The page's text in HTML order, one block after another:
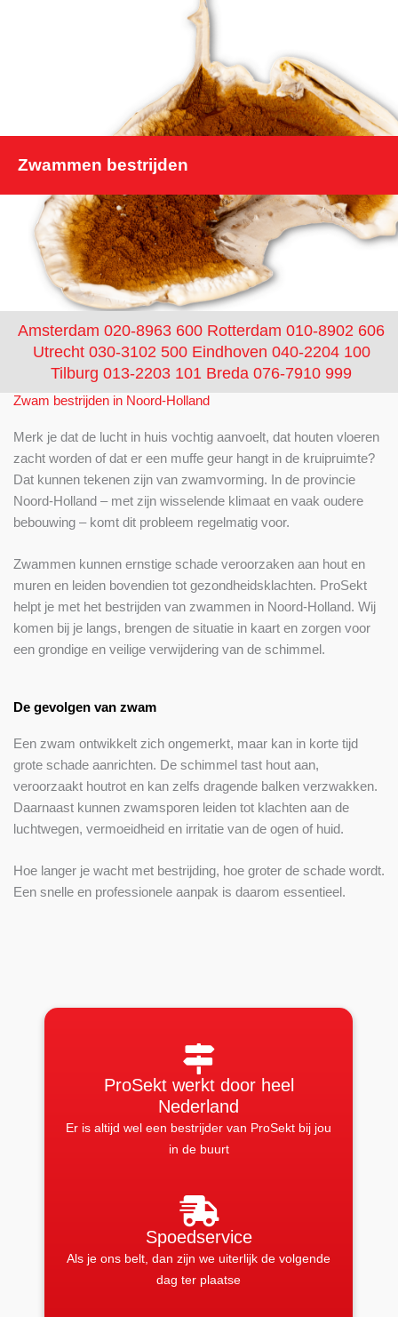
Zwammen bestrijden
Amsterdam 020-8963 600 Rotterdam 010-8902 606
Utrecht 030-3102 500 Eindhoven 040-2204 100
Tilburg 013-2203 101 Breda 076-7910 999
Zwam bestrijden in Noord-Holland
Merk je dat de lucht in huis vochtig aanvoelt, dat houten vloeren
zacht worden of dat er een muffe geur hangt in de kruipruimte?
Dat kunnen tekenen zijn van zwamvorming. In de provincie
Noord-Holland – met zijn wisselende klimaat en vaak oudere
bebouwing – komt dit probleem regelmatig voor.
Zwammen kunnen ernstige schade veroorzaken aan hout en
muren en leiden bovendien tot gezondheidsklachten. ProSekt
helpt je met het bestrijden van zwammen in Noord-Holland. Wij
komen bij je langs, brengen de situatie in kaart en zorgen voor
een grondige en veilige verwijdering van de schimmel.
De gevolgen van zwam
Een zwam ontwikkelt zich ongemerkt, maar kan in korte tijd
grote schade aanrichten. De schimmel tast hout aan,
veroorzaakt houtrot en kan zelfs dragende balken verzwakken.
Daarnaast kunnen zwamsporen leiden tot klachten aan de
luchtwegen, vermoeidheid en irritatie van de ogen of huid.
Hoe langer je wacht met bestrijding, hoe groter de schade wordt.
Een snelle en professionele aanpak is daarom essentieel.
ProSekt werkt door heel
Nederland
Er is altijd wel een bestrijder van ProSekt bij jou
in de buurt
Spoedservice
Als je ons belt, dan zijn we uiterlijk de volgende
dag ter plaatse